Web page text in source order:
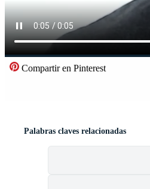
Compartir en Pinterest
Palabras claves relacionadas